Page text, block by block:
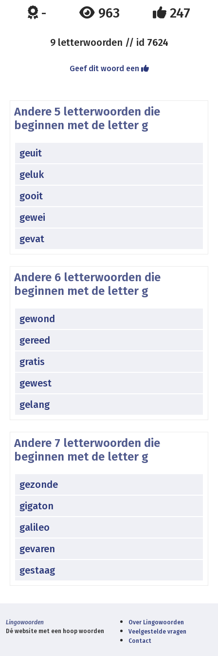
- 963 247
9 letterwoorden // id 7624
Geef dit woord een
Andere 5 letterwoorden die
beginnen met de letter g
geuit
geluk
gooit
gewei
gevat
Andere 6 letterwoorden die
beginnen met de letter g
gewond
gereed
gratis
gewest
gelang
Andere 7 letterwoorden die
beginnen met de letter g
gezonde
gigaton
galileo
gevaren
gestaag
Lingowoorden
Dé website met een hoop woorden
Over Lingowoorden
Veelgestelde vragen
Contact